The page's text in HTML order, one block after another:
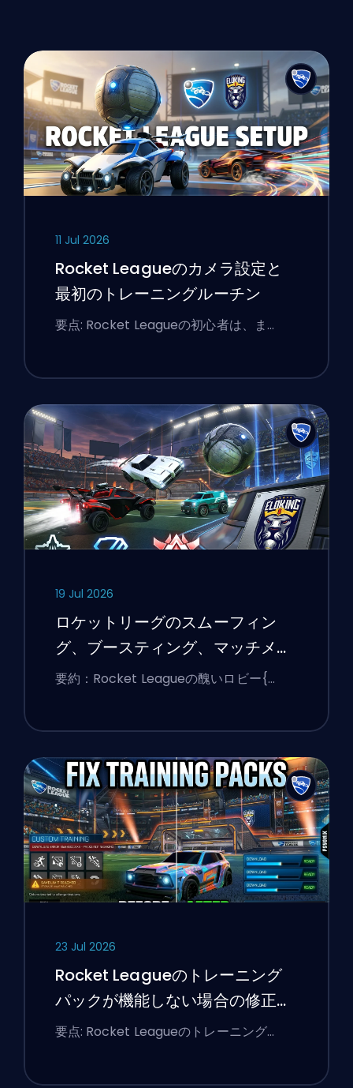
11 Jul 2026
Rocket Leagueのカメラ設定と
最初のトレーニングルーチン
要点: Rocket Leagueの初心者は、ま…
19 Jul 2026
ロケットリーグのスムーフィン
グ、ブースティング、マッチメイ
キングの説明
要約：Rocket Leagueの醜いロビー{…
23 Jul 2026
Rocket Leagueのトレーニング
パックが機能しない場合の修正方
法
要点: Rocket Leagueのトレーニング…